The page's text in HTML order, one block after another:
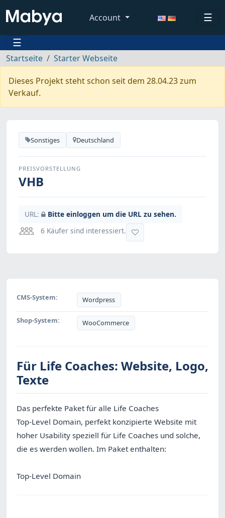
Account
☰
☰
Startseite Starter Webseite
Dieses Projekt steht schon seit dem 28.04.23 zum
Verkauf.
Sonstiges Deutschland
PREISVORSTELLUNG
VHB
URL:
Bitte einloggen um die URL zu sehen.
6 Käufer sind interessiert.
CMS-System: Wordpress
Shop-System: WooCommerce
Für Life Coaches: Website, Logo,
Texte
Das perfekte Paket für alle Life Coaches
Top-Level Domain, perfekt konzipierte Website mit
hoher Usability speziell für Life Coaches und solche,
die es werden wollen. Im Paket enthalten:
Top-Level Domain